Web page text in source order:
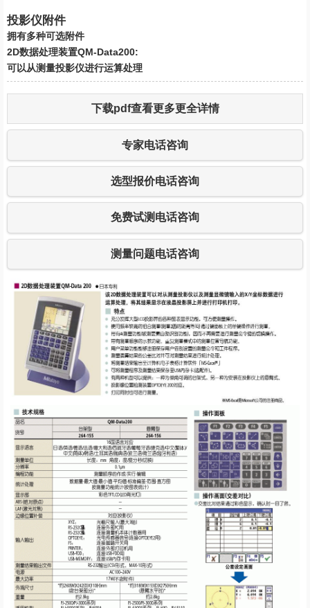
投影仪附件
拥有多种可选附件
2D数据处理装置QM-Data200:
可以从测量投影仪进行运算处理
下载pdf查看更多更全详情
专家电话咨询
选型报价电话咨询
免费试测电话咨询
测量问题电话咨询